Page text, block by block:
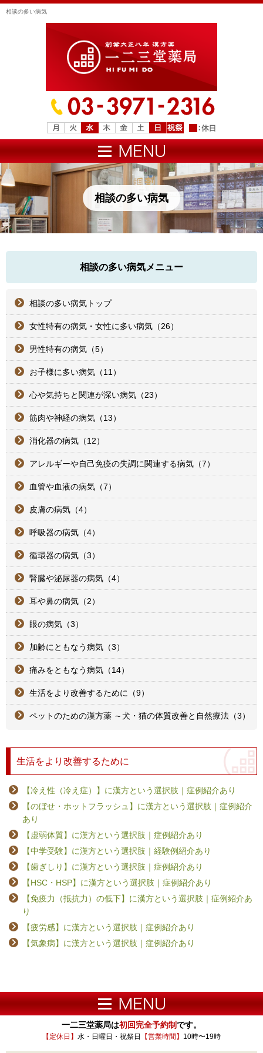
相談の多い病気
相談の多い病気
相談の多い病気メニュー
相談の多い病気トップ
女性特有の病気・女性に多い病気（26）
男性特有の病気（5）
お子様に多い病気（11）
心や気持ちと関連が深い病気（23）
筋肉や神経の病気（13）
消化器の病気（12）
アレルギーや自己免疫の失調に関連する病気（7）
血管や血液の病気（7）
皮膚の病気（4）
呼吸器の病気（4）
循環器の病気（3）
腎臓や泌尿器の病気（4）
耳や鼻の病気（2）
眼の病気（3）
加齢にともなう病気（3）
痛みをともなう病気（14）
生活をより改善するために（9）
ペットのための漢方薬 ～犬・猫の体質改善と自然療法（3）
生活をより改善するために
【冷え性（冷え症）】に漢方という選択肢｜症例紹介あり
【のぼせ・ホットフラッシュ】に漢方という選択肢｜症例紹介
あり
【虚弱体質】に漢方という選択肢｜症例紹介あり
【中学受験】に漢方という選択肢｜経験例紹介あり
【歯ぎしり】に漢方という選択肢｜症例紹介あり
【HSC・HSP】に漢方という選択肢｜症例紹介あり
【免疫力（抵抗力）の低下】に漢方という選択肢｜症例紹介あ
り
【疲労感】に漢方という選択肢｜症例紹介あり
【気象病】に漢方という選択肢｜症例紹介あり
一二三堂薬局は初回完全予約制です。
【定休日】 水・日曜日・祝祭日 【営業時間】 10時〜19時